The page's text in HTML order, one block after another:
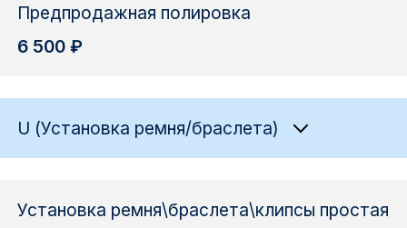
Предпродажная полировка
6 500 ₽
U (Установка ремня/браслета)
Установка ремня\браслета\клипсы простая